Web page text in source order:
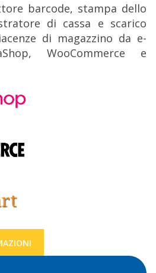
barcode, stampa dello
di cassa e scarico
di magazzino da e-
WooCommerce e